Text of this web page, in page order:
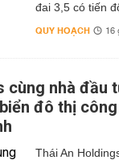
cao xuống
bị mâm cơm
quan trọng
là phong tương
ngày cuối năm.
mọi người
xảy ra trong
đai 3,5 có tiến
QUY HOẠCH 16
cùng nhà đầu
đô thị
Thái An